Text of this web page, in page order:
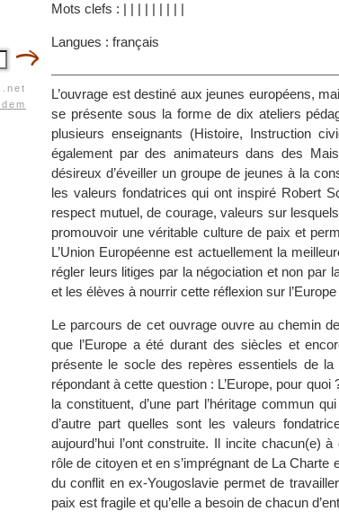
Mots clefs : | | | | | | | | |
Langues : français
L’ouvrage est destiné aux jeunes européens,
se présente sous la forme de dix ateliers
plusieurs enseignants (Histoire, Instruction
également par des animateurs dans des
désireux d’éveiller un groupe de jeunes à la
les valeurs fondatrices qui ont inspiré Robert
respect mutuel, de courage, valeurs sur
promouvoir une véritable culture de paix et
L’Union Européenne est actuellement la
régler leurs litiges par la négociation et non par
et les élèves à nourrir cette réflexion sur
Le parcours de cet ouvrage ouvre au chemin
que l’Europe a été durant des siècles et
présente le socle des repères essentiels de
répondant à cette question : L’Europe, pour
la constituent, d’une part l’héritage commun
d’autre part quelles sont les valeurs
aujourd’hui l’ont construite. Il incite chacun(e)
rôle de citoyen et en s’imprégnant de La Charte
du conflit en ex-Yougoslavie permet de
paix est fragile et qu’elle a besoin de chacun